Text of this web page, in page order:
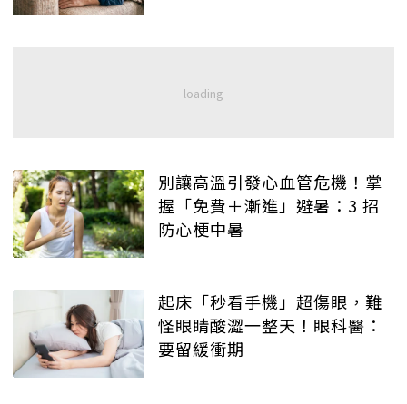
別讓高溫引發心血管危機！掌
握「免費＋漸進」避暑：3 招
防心梗中暑
起床「秒看手機」超傷眼，難
怪眼睛酸澀一整天！眼科醫：
要留緩衝期